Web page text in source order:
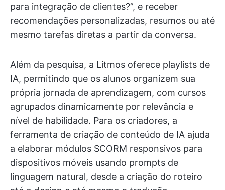
para integração de clientes?”, e receber
recomendações personalizadas, resumos ou até
mesmo tarefas diretas a partir da conversa.
Além da pesquisa, a Litmos oferece playlists de
IA, permitindo que os alunos organizem sua
própria jornada de aprendizagem, com cursos
agrupados dinamicamente por relevância e
nível de habilidade. Para os criadores, a
ferramenta de criação de conteúdo de IA ajuda
a elaborar módulos SCORM responsivos para
dispositivos móveis usando prompts de
linguagem natural, desde a criação do roteiro